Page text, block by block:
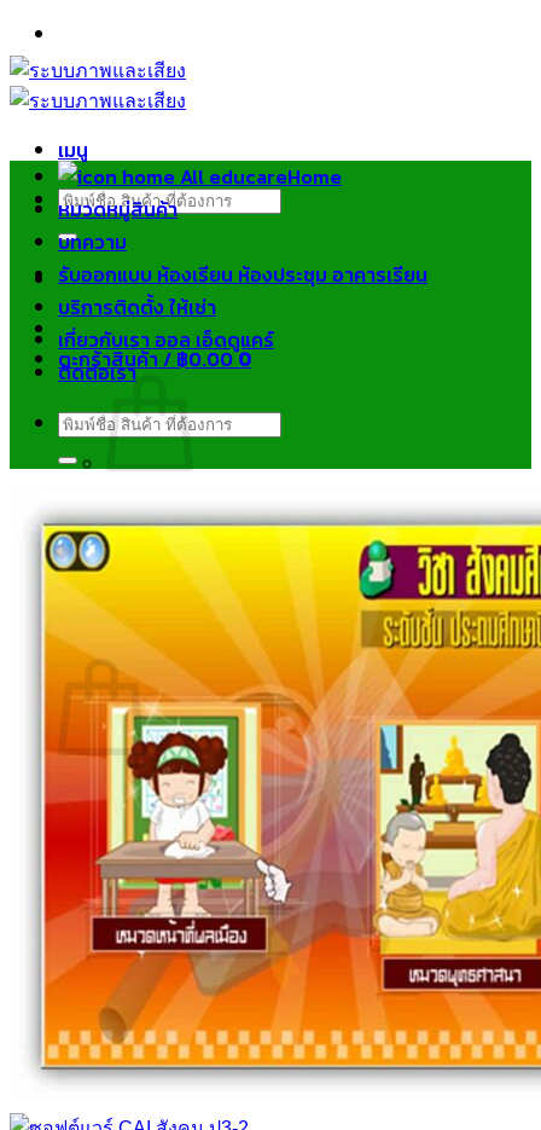
ข้าม
ไป
ยัง
เมนู
ค้นหา:
ตะกร้าสินค้า /฿0.000
ไม่มีสินค้าในตะกร้า
กลับสู่หน้าร้านค้า
ตะกร้าสินค้า
ไม่มีสินค้าในตะกร้า
กลับสู่หน้าร้านค้า
Home
หมวดหมู่สินค้า
บทความ
รับออกแบบ ห้องเรียน ห้องประชุม อาคารเรียน
บริการติดตั้ง ให้เช่า
เกี่ยวกับเรา ออล เอ็ดดูแคร์
ติดต่อเรา
ค้นหา: